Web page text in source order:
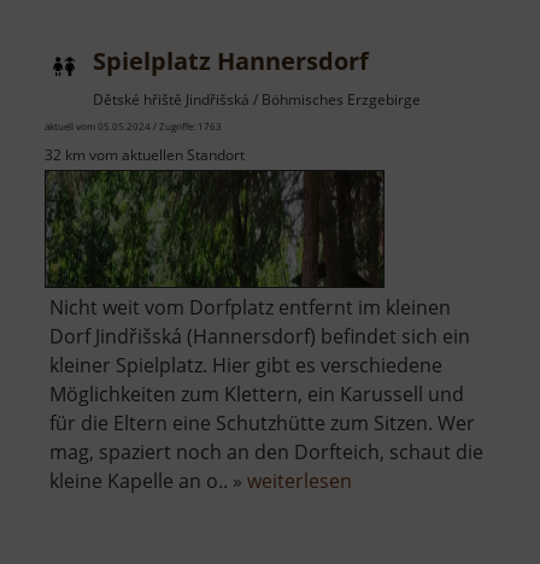
Spielplatz Hannersdorf
Dětské hřiště Jindřišská / Böhmisches Erzgebirge
aktuell vom 05.05.2024 / Zugriffe: 1763
32 km vom aktuellen Standort
Nicht weit vom Dorfplatz entfernt im kleinen
Dorf Jindřišská (Hannersdorf) befindet sich ein
kleiner Spielplatz. Hier gibt es verschiedene
Möglichkeiten zum Klettern, ein Karussell und
für die Eltern eine Schutzhütte zum Sitzen. Wer
mag, spaziert noch an den Dorfteich, schaut die
kleine Kapelle an o.. » weiterlesen